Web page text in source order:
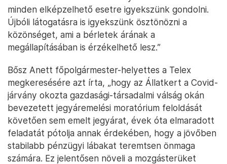
minden elképzelhető esetre igyekszünk gondolni.
Újbóli látogatásra is igyekszünk ösztönözni a
közönséget, ami a bérletek árának a
megállapításában is érzékelhető lesz.”
Bősz Anett főpolgármester-helyettes a Telex
megkeresésére azt írta, „hogy az Állatkert a Covid-
járvány okozta gazdasági-társadalmi válság okán
bevezetett jegyáremelési moratórium feloldását
követően sem emelt jegyárat, évek óta elmaradott
feladatát pótolja annak érdekében, hogy a jövőben
stabilabb pénzügyi lábakat teremtsen önmaga
számára. Ez jelentősen növeli a mozgásterüket